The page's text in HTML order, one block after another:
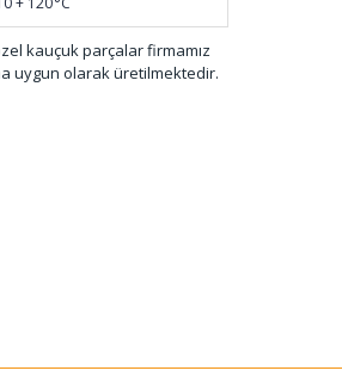
kauçuk parçalar firmamız
uygun olarak üretilmektedir.